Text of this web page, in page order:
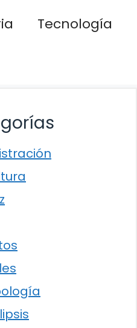
Tecnología